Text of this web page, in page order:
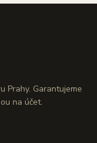
Prahy. Garantujeme
na účet.